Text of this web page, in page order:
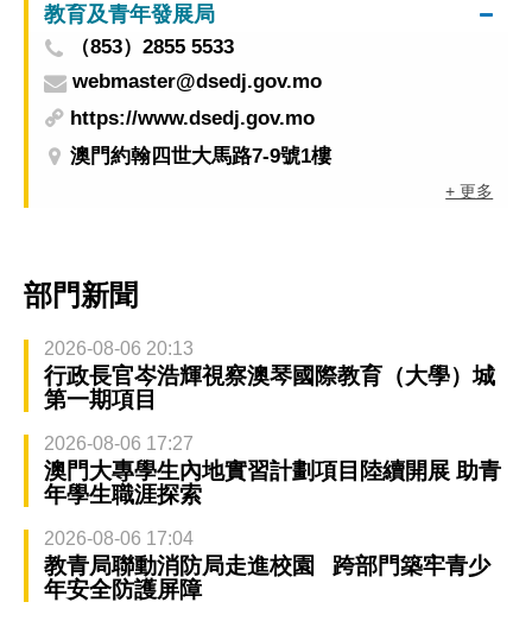
教育及青年發展局
（853）2855 5533
webmaster@dsedj.gov.mo
https://www.dsedj.gov.mo
澳門約翰四世大馬路7-9號1樓
+ 更多
部門新聞
2026-08-06 20:13
行政長官岑浩輝視察澳琴國際教育（大學）城
第一期項目
2026-08-06 17:27
澳門大專學生內地實習計劃項目陸續開展 助青
年學生職涯探索
2026-08-06 17:04
教青局聯動消防局走進校園 跨部門築牢青少
年安全防護屏障